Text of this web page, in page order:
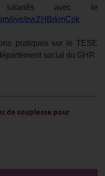
avec le
live/ewZHBrkmCpk
pratiques sur le TESE
social du GHR
de souplesse pour